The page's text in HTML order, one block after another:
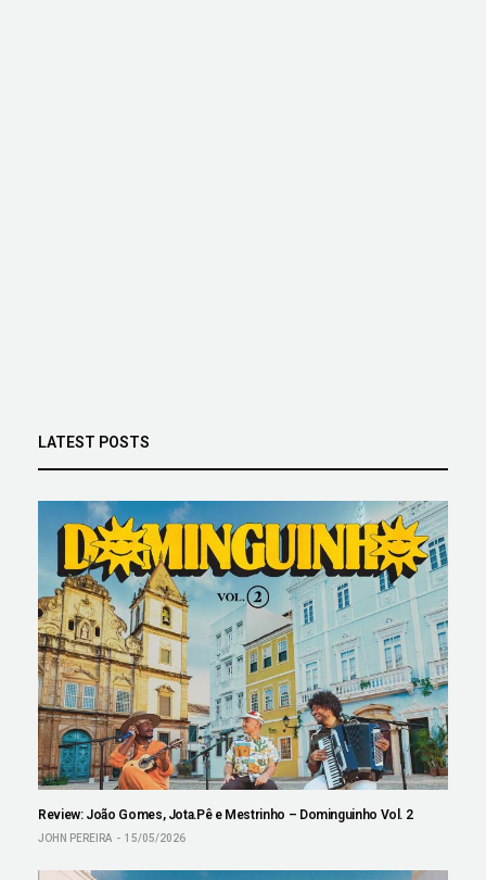
LATEST POSTS
Review: João Gomes, Jota.Pê e Mestrinho – Dominguinho Vol. 2
JOHN PEREIRA 15/05/2026